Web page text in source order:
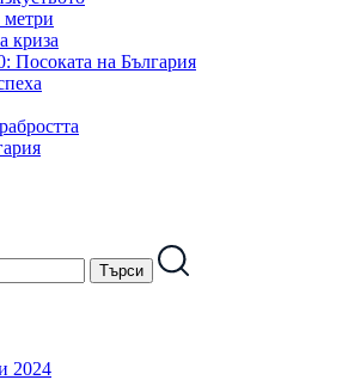
криза
Посоката на България
2024